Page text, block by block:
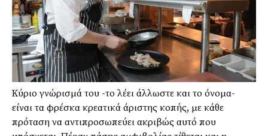
Κύριο γνώρισμά του -το λέει άλλωστε και το όνομα-
είναι τα φρέσκα κρεατικά άριστης κοπής, με κάθε
πρόταση να αντιπροσωπεύει ακριβώς αυτό που